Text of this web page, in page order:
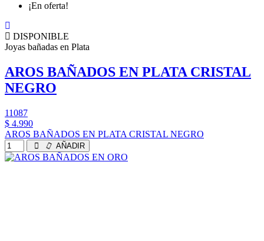
¡En oferta!
DISPONIBLE
Joyas bañadas en Plata
AROS BAÑADOS EN PLATA CRISTAL
NEGRO
11087
$ 4.990
AROS BAÑADOS EN PLATA CRISTAL NEGRO
AÑADIR